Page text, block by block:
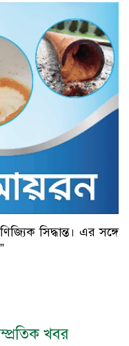
সিদ্ধান্ত। এর সঙ্গে
খবর